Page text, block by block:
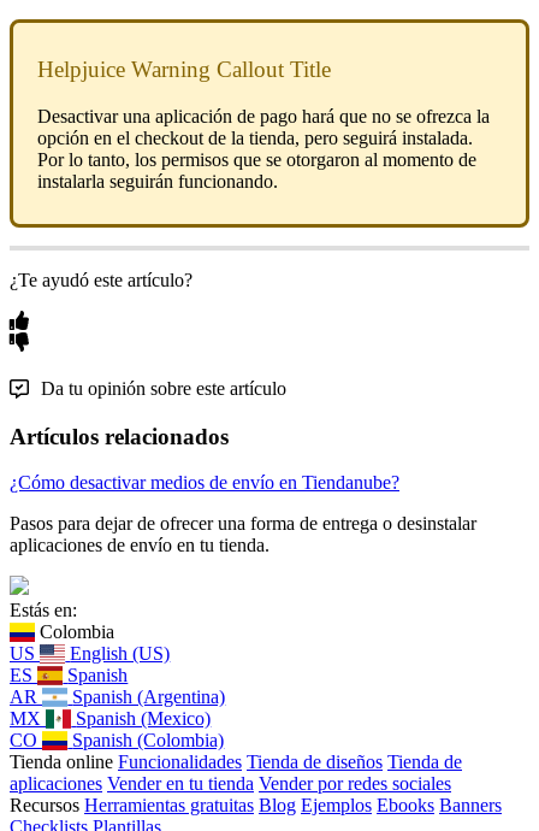
Helpjuice Warning Callout Title
Desactivar una aplicación de pago hará que no se ofrezca la
opción en el checkout de la tienda, pero seguirá instalada.
Por lo tanto, los permisos que se otorgaron al momento de
instalarla seguirán funcionando.
¿Te ayudó este artículo?
Da tu opinión sobre este artículo
Artículos relacionados
¿Cómo desactivar medios de envío en Tiendanube?
Pasos para dejar de ofrecer una forma de entrega o desinstalar
aplicaciones de envío en tu tienda.
Estás en:
Colombia
US
English (US)
ES
Spanish
AR
Spanish (Argentina)
MX
Spanish (Mexico)
CO
Spanish (Colombia)
Tienda online Funcionalidades Tienda de diseños Tienda de
aplicaciones Vender en tu tienda Vender por redes sociales
Recursos Herramientas gratuitas Blog Ejemplos Ebooks Banners